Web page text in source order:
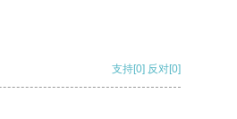
支持[0] 反对[0]